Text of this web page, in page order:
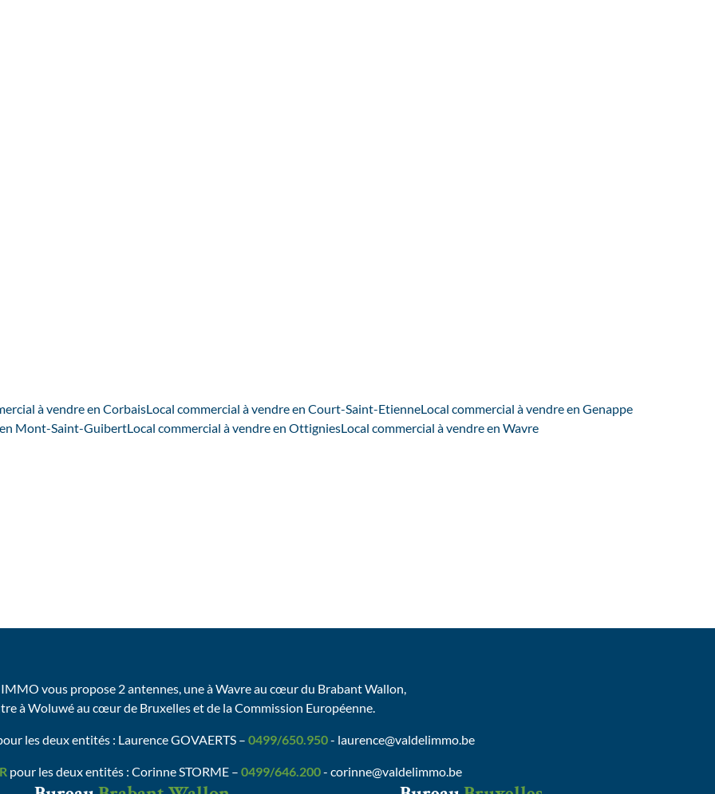
à vendre en CorbaisLocal commercial à vendre en Court-Saint-EtienneLocal commercial à vendre en Genappe
Mont-Saint-GuibertLocal commercial à vendre en OttigniesLocal commercial à vendre en Wavre
vous propose 2 antennes, une à Wavre au cœur du Brabant Wallon,
à Woluwé au cœur de Bruxelles et de la Commission Européenne.
les deux entités : Laurence GOVAERTS – 0499/650.950- laurence@valdelimmo.be
pour les deux entités : Corinne STORME – 0499/646.200- corinne@valdelimmo.be